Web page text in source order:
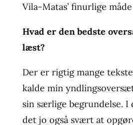
Vila-Matas’ finurlige
Hvad er den bedste
læst?
Der er rigtig mange
kalde min
sin særlige begrundelse. I
det jo også svært at